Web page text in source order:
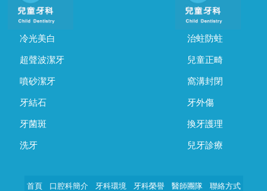
冷光美白
超聲波潔牙
噴砂潔牙
牙結石
牙菌斑
洗牙
治蛀防蛀
兒童正畸
窩溝封閉
牙外傷
換牙護理
兒牙診療
首頁 口腔科簡介 牙科環境 牙科榮譽 醫師團隊 聯絡方式